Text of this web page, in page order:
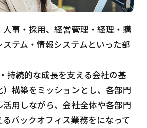
事・採用、経営管理・経理・購
テム・情報システムといった部
持続的な成長を支える​会社の基
構築をミッションとし、各部門
用しながら、会社全体や各部門
バックオフィス業務をになって